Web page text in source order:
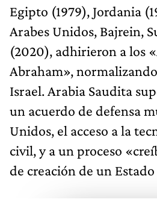
Egipto (1979), Jordania
Arabes Unidos, Bajrein,
(2020), adhirieron a los
Abraham»,
Israel. Arabia Saudita
un acuerdo de defensa
Unidos, el acceso a la
civil, y a un proceso
de creación de un